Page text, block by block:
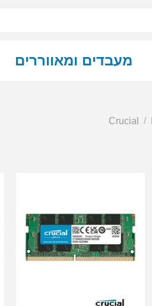
מעבדים ומאווררים
Crucial